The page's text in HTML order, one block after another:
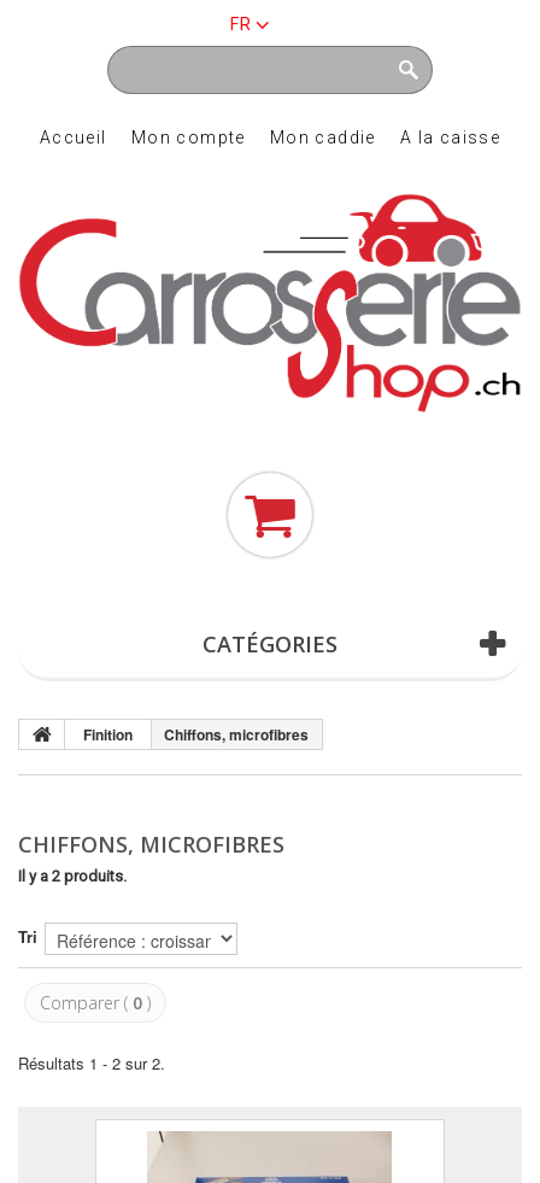
FR
Accueil Mon compte Mon caddie A la caisse
CATÉGORIES
Finition Chiffons, microfibres
CHIFFONS, MICROFIBRES
Il y a 2 produits.
Tri
Comparer ( 0 )
Résultats 1 - 2 sur 2.